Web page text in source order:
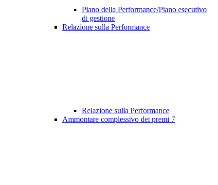
Piano della Performance/Piano esecutivo
di gestione
Relazione sulla Performance
Relazione sulla Performance
Ammontare complessivo dei premi 7